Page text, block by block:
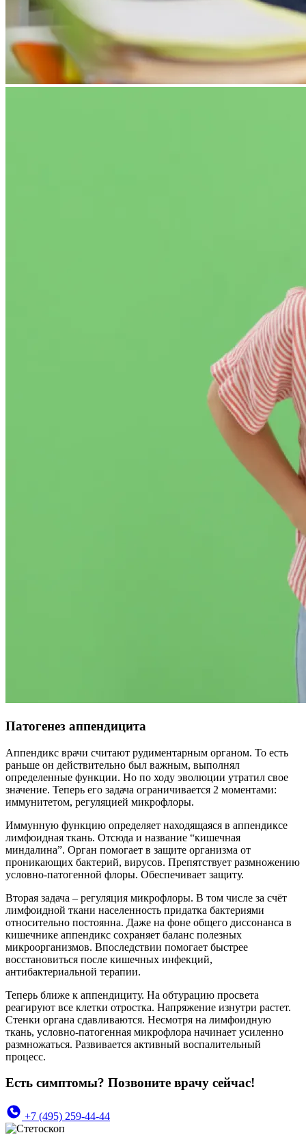
Патогенез аппендицита
Аппендикс врачи считают рудиментарным органом. То есть
раньше он действительно был важным, выполнял
определенные функции. Но по ходу эволюции утратил свое
значение. Теперь его задача ограничивается 2 моментами:
иммунитетом, регуляцией микрофлоры.
Иммунную функцию определяет находящаяся в аппендиксе
лимфоидная ткань. Отсюда и название “кишечная
миндалина”. Орган помогает в защите организма от
проникающих бактерий, вирусов. Препятствует размножению
условно-патогенной флоры. Обеспечивает защиту.
Вторая задача – регуляция микрофлоры. В том числе за счёт
лимфоидной ткани населенность придатка бактериями
относительно постоянна. Даже на фоне общего диссонанса в
кишечнике аппендикс сохраняет баланс полезных
микроорганизмов. Впоследствии помогает быстрее
восстановиться после кишечных инфекций,
антибактериальной терапии.
Теперь ближе к аппендициту. На обтурацию просвета
реагируют все клетки отростка. Напряжение изнутри растет.
Стенки органа сдавливаются. Несмотря на лимфоидную
ткань, условно-патогенная микрофлора начинает усиленно
размножаться. Развивается активный воспалительный
процесс.
Есть симптомы? Позвоните врачу сейчас!
+7 (495) 259-44-44